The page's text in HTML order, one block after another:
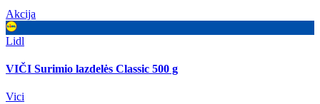
Akcija
Lidl
VIČI Surimio lazdelės Classic 500 g
Vici